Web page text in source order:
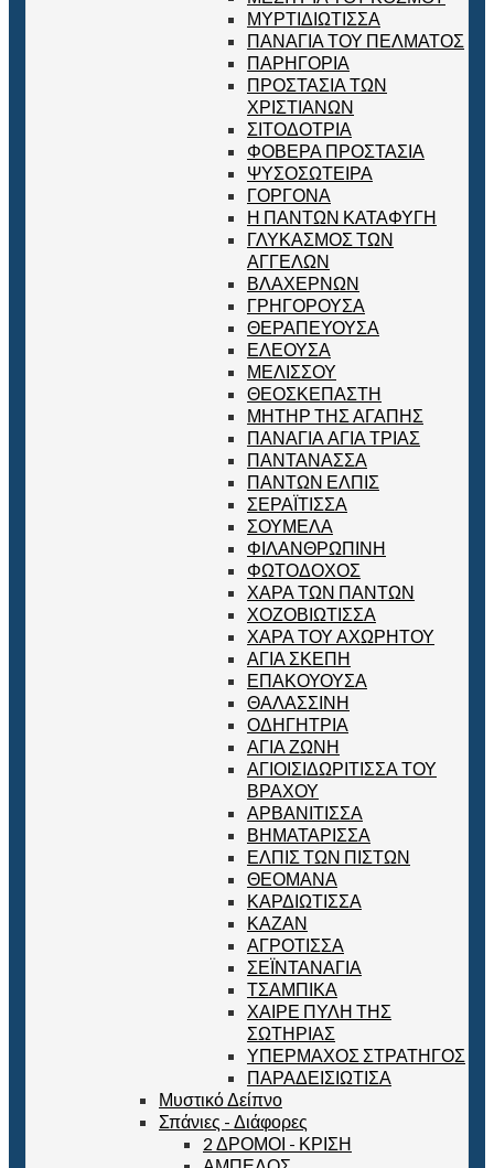
ΜΥΡΤΙΔΙΩΤΙΣΣΑ
ΠΑΝΑΓΙΑ ΤΟΥ ΠΕΛΜΑΤΟΣ
ΠΑΡΗΓΟΡΙΑ
ΠΡΟΣΤΑΣΙΑ ΤΩΝ
ΧΡΙΣΤΙΑΝΩΝ
ΣΙΤΟΔΟΤΡΙΑ
ΦΟΒΕΡΑ ΠΡΟΣΤΑΣΙΑ
ΨΥΣΟΣΩΤΕΙΡΑ
ΓΟΡΓΟΝΑ
Η ΠΑΝΤΩΝ ΚΑΤΑΦΥΓΗ
ΓΛΥΚΑΣΜΟΣ ΤΩΝ
ΑΓΓΕΛΩΝ
ΒΛΑΧΕΡΝΩΝ
ΓΡΗΓΟΡΟΥΣΑ
ΘΕΡΑΠΕΥΟΥΣΑ
ΕΛΕΟΥΣΑ
ΜΕΛΙΣΣΟΥ
ΘΕΟΣΚΕΠΑΣΤΗ
ΜΗΤΗΡ ΤΗΣ ΑΓΑΠΗΣ
ΠΑΝΑΓΙΑ ΑΓΙΑ ΤΡΙΑΣ
ΠΑΝΤΑΝΑΣΣΑ
ΠΑΝΤΩΝ ΕΛΠΙΣ
ΣΕΡΑΪΤΙΣΣΑ
ΣΟΥΜΕΛΑ
ΦΙΛΑΝΘΡΩΠΙΝΗ
ΦΩΤΟΔΟΧΟΣ
ΧΑΡΑ ΤΩΝ ΠΑΝΤΩΝ
ΧΟΖΟΒΙΩΤΙΣΣΑ
ΧΑΡΑ ΤΟΥ ΑΧΩΡΗΤΟΥ
ΑΓΙΑ ΣΚΕΠΗ
ΕΠΑΚΟΥΟΥΣΑ
ΘΑΛΑΣΣΙΝΗ
ΟΔΗΓΗΤΡΙΑ
ΑΓΙΑ ΖΩΝΗ
ΑΓΙΟΙΣΙΔΩΡΙΤΙΣΣΑ ΤΟΥ
ΒΡΑΧΟΥ
ΑΡΒΑΝΙΤΙΣΣΑ
ΒΗΜΑΤΑΡΙΣΣΑ
ΕΛΠΙΣ ΤΩΝ ΠΙΣΤΩΝ
ΘΕΟΜΑΝΑ
ΚΑΡΔΙΩΤΙΣΣΑ
ΚΑΖΑΝ
ΑΓΡΟΤΙΣΣΑ
ΣΕΪΝΤΑΝΑΓΙΑ
ΤΣΑΜΠΙΚΑ
ΧΑΙΡΕ ΠΥΛΗ ΤΗΣ
ΣΩΤΗΡΙΑΣ
ΥΠΕΡΜΑΧΟΣ ΣΤΡΑΤΗΓΟΣ
ΠΑΡΑΔΕΙΣΙΩΤΙΣΑ
Μυστικό Δείπνο
Σπάνιες - Διάφορες
2 ΔΡΟΜΟΙ - ΚΡΙΣΗ